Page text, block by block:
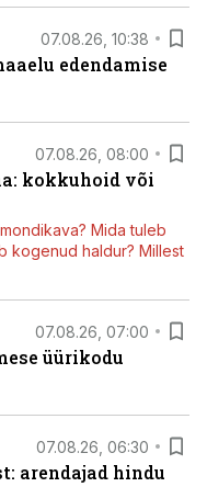
07.08.26, 10:38
edendamise
07.08.26, 08:00
kokkuhoid või
Mida tuleb
kogenud haldur? Millest
07.08.26, 07:00
üürikodu
07.08.26, 06:30
arendajad hindu